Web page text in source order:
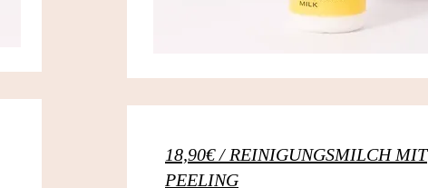
18,90€ / REINIGUNGSMILCH MIT
PEELING